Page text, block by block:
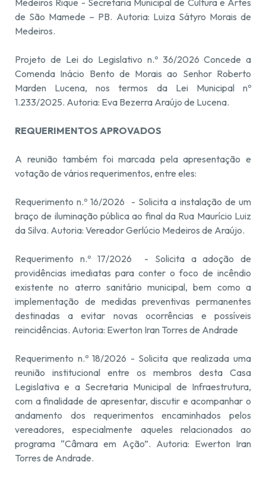
de São Mamede – PB. Autoria: Luiza Sátyro Morais de
Medeiros.
Projeto de Lei do Legislativo n.º 36/2026 Concede a
Comenda Inácio Bento de Morais ao Senhor Roberto
Marden Lucena, nos termos da Lei Municipal nº
1.233/2025. Autoria: Eva Bezerra Araújo de Lucena.
REQUERIMENTOS APROVADOS
A reunião também foi marcada pela apresentação e
votação de vários requerimentos, entre eles:
Requerimento n.º 16/2026 - Solicita a instalação de um
braço de iluminação pública ao final da Rua Maurício Luiz
da Silva. Autoria: Vereador Gerlúcio Medeiros de Araújo.
Requerimento n.º 17/2026 - Solicita a adoção de
providências imediatas para conter o foco de incêndio
existente no aterro sanitário municipal, bem como a
implementação de medidas preventivas permanentes
destinadas a evitar novas ocorrências e possíveis
reincidências. Autoria: Ewerton Iran Torres de Andrade
Requerimento n.º 18/2026 - Solicita que realizada uma
reunião institucional entre os membros desta Casa
Legislativa e a Secretaria Municipal de Infraestrutura,
com a finalidade de apresentar, discutir e acompanhar o
andamento dos requerimentos encaminhados pelos
vereadores, especialmente aqueles relacionados ao
programa “Câmara em Ação”. Autoria: Ewerton Iran
Torres de Andrade.